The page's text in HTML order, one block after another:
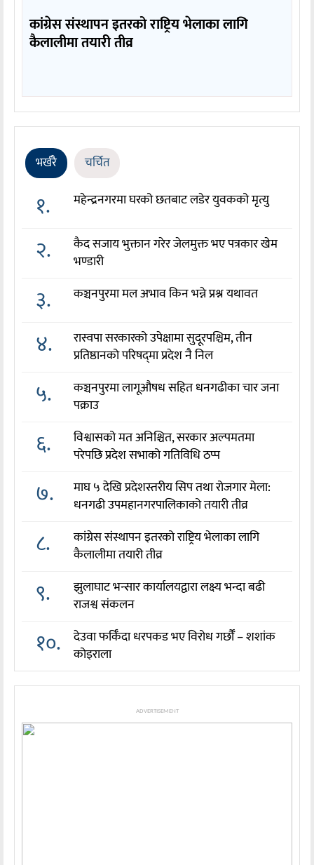
कांग्रेस संस्थापन इतरको राष्ट्रिय भेलाका लागि
कैलालीमा तयारी तीव्र
भर्खरै चर्चित
१. महेन्द्रनगरमा घरको छतबाट लडेर युवकको मृत्यु
२.
कैद सजाय भुक्तान गरेर जेलमुक्त भए पत्रकार खेम
भण्डारी
३. कञ्चनपुरमा मल अभाव किन भन्ने प्रश्न यथावत
४.
रास्वपा सरकारको उपेक्षामा सुदूरपश्चिम, तीन
प्रतिष्ठानको परिषद्‌मा प्रदेश नै निल
५.
कञ्चनपुरमा लागूऔषध सहित धनगढीका चार जना
पक्राउ
६.
विश्वासको मत अनिश्चित, सरकार अल्पमतमा
परेपछि प्रदेश सभाको गतिविधि ठप्प
७.
माघ ५ देखि प्रदेशस्तरीय सिप तथा रोजगार मेला:
धनगढी उपमहानगरपालिकाको तयारी तीव्र
८.
कांग्रेस संस्थापन इतरको राष्ट्रिय भेलाका लागि
कैलालीमा तयारी तीव्र
९.
झुलाघाट भन्सार कार्यालयद्वारा लक्ष्य भन्दा बढी
राजश्व संकलन
१०.
देउवा फर्किँदा धरपकड भए विरोध गर्छौँं – शशांक
कोइराला
ADVERTISEMENT